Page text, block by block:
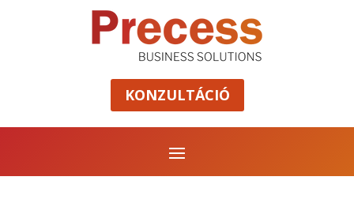
KONZULTÁCIÓ